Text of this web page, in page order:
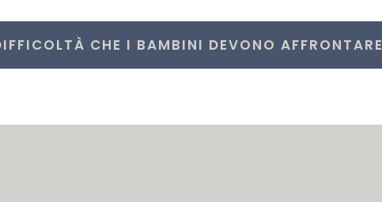
CHE I BAMBINI DEVONO AFFRONTARE